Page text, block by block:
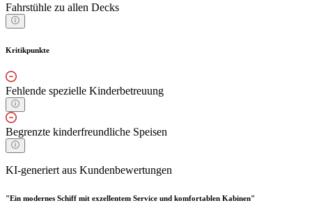
Fahrstühle zu allen Decks
Kritikpunkte
Fehlende spezielle Kinderbetreuung
Begrenzte kinderfreundliche Speisen
KI-generiert aus Kundenbewertungen
"Ein modernes Schiff mit exzellentem Service und komfortablen Kabinen"